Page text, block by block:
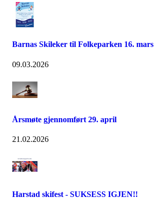
Barnas Skileker til Folkeparken 16. mars
09.03.2026
Årsmøte gjennomført 29. april
21.02.2026
Harstad skifest - SUKSESS IGJEN!!